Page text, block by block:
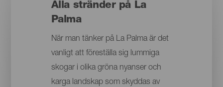
Alla stränder på La
Palma
När man tänker på La Palma är det
vanligt att föreställa sig lummiga
skogar i olika gröna nyanser och
karga landskap som skyddas av